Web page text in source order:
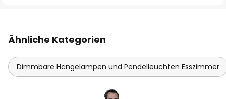
Ähnliche Kategorien
Dimmbare Hängelampen und Pendelleuchten Esszimmer